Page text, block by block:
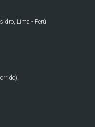
Lima - Perú